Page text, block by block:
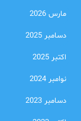
مارس 2026
دسامبر 2025
اکتبر 2025
نوامبر 2024
دسامبر 2023